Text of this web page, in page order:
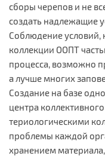
сборы черепов и не
создать надлежащие
Соблюдение условий,
коллекции ООПТ
процесса, возможно
а лучше многих
Создание на базе
центра
териологическими
проблемы каждой
хранением материала,